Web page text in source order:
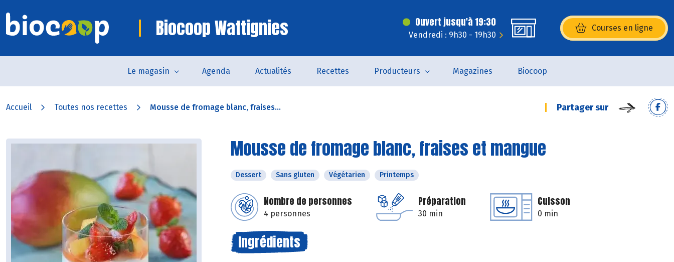
Biocoop Wattignies Ouvert jusqu'à 19:30
Vendredi : 9h30 - 19h30
Courses en ligne
(s’ouvre dans une nouvelle
Le magasin Agenda Actualités Recettes Producteurs Magazines Biocoop
Accueil Toutes nos recettes Mousse de fromage blanc, fraises... Partager sur
Mousse de fromage blanc, fraises et mangue
Dessert Sans gluten Végétarien Printemps
Nombre de personnes
4 personnes
Préparation
30 min
Cuisson
0 min
Ingrédients